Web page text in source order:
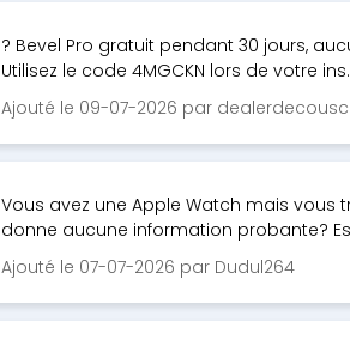
? Bevel Pro gratuit pendant 30 jours,
Utilisez le code 4MGCKN lors de votre
Ajouté le 09-07-2026 par
Vous avez une Apple Watch mais vous
donne aucune information probante?
Ajouté le 07-07-2026 par Dudul264